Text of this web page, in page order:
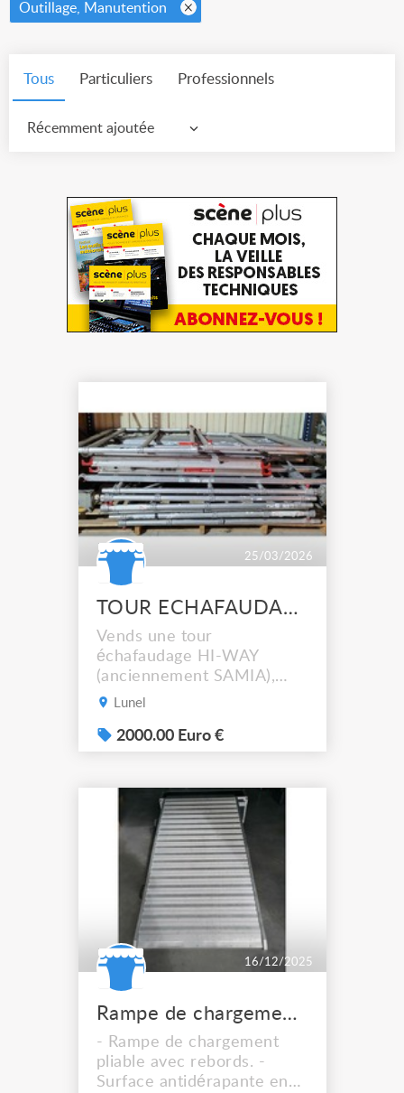
Outillage, Manutention
Tous Particuliers Professionnels
Récemment ajoutée
25/03/2026
TOUR ECHAFAUDAGE SAMIA HIWAY 6m
Vends une tour
échafaudage HI-WAY
(anciennement SAMIA),
hauteur 6 m, très bon état
- échafaudage en
aluminium léger, sur roues
intégrée en plan incliné. -
accès en hauteur sécurisé
avec main courante et
stabilisateurs réglables. -
Capacité de Charge...
Lunel
2000.00 Euro €
16/12/2025
Rampe de chargement pliable et portable en Aluminium
- Rampe de chargement
pliable avec rebords. -
Surface antidérapante en